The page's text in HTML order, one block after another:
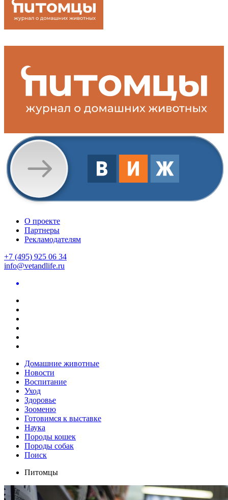
О проекте
Партнеры
Рекламодателям
+7 (495) 925 06 34
info@vetandlife.ru
Домашние животные
Новости
Воспитание
Уход
Здоровье
Зооменю
Готовимся к выставке
Наука
Породы кошек
Породы собак
Поиск
Питомцы